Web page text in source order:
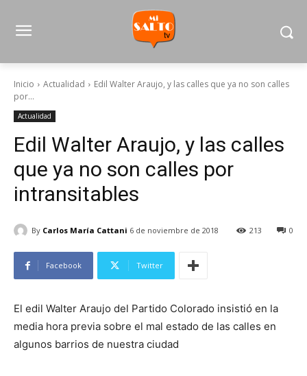
Inicio Actualidad
Edil Walter Araujo, y las calles que ya no son calles
por...
Actualidad
Edil Walter Araujo, y las calles
que ya no son calles por
intransitables
By Carlos María Cattani 6 de noviembre de 2018 0
213
Facebook Twitter
El edil Walter Araujo del Partido Colorado insistió en la
media hora previa sobre el mal estado de las calles en
algunos barrios de nuestra ciudad